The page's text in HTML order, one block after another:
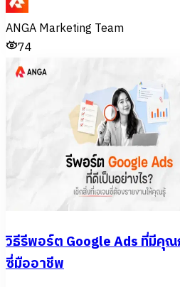
ANGA Marketing Team
74
วิธีรีพอร์ต Google Ads ที่มีคุณ
ซี่มืออาชีพ